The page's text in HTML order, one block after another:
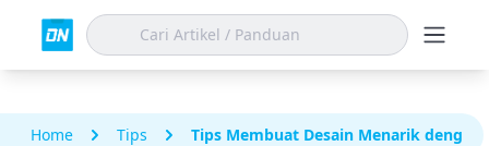
Home Tips Tips Membuat Desain Menarik